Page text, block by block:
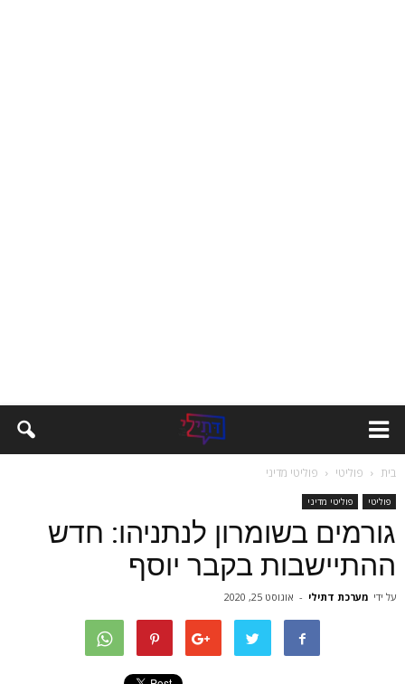
בית פוליטי פוליטי מדיני
פוליטי פוליטי מדיני
גורמים בשומרון לנתניהו: חדש
ההתיישבות בקבר יוסף
על ידי מערכת דתילי - אוגוסט 25, 2020